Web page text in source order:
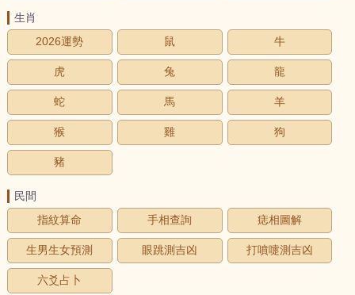
生肖
2026運勢
鼠 牛
虎 兔 龍
蛇 馬 羊
猴 雞 狗
豬
民間
指紋算命
手相查詢 痣相圖解
生男生女預測 眼跳測吉凶 打噴嚏測吉凶
六爻占卜